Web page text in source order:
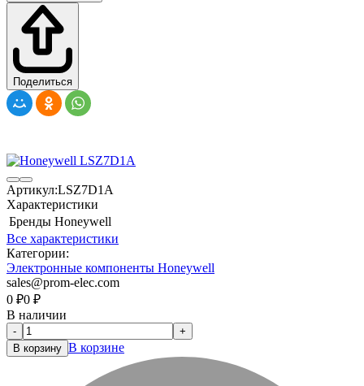
Поделиться
Артикул:LSZ7D1A
Характеристики
Бренды Honeywell
Все характеристики
Категории:
Электронные компоненты Honeywell
sales@prom-elec.com
0 ₽0 ₽
В наличии
-
+
В корзину В корзине